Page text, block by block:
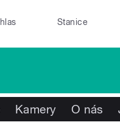
Stanice
Kamery O nás